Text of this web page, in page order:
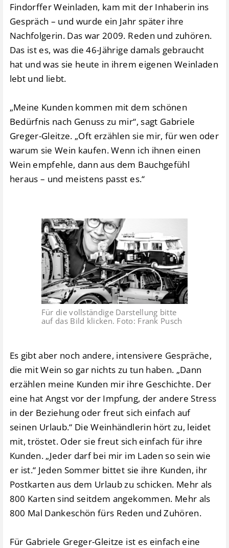
Findorffer Weinladen, kam mit der Inhaberin ins
Gespräch – und wurde ein Jahr später ihre
Nachfolgerin. Das war 2009. Reden und zuhören.
Das ist es, was die 46-Jährige damals gebraucht
hat und was sie heute in ihrem eigenen Weinladen
lebt und liebt.
„Meine Kunden kommen mit dem schönen
Bedürfnis nach Genuss zu mir“, sagt Gabriele
Greger-Gleitze. „Oft erzählen sie mir, für wen oder
warum sie Wein kaufen. Wenn ich ihnen einen
Wein empfehle, dann aus dem Bauchgefühl
heraus – und meistens passt es.“
Für die vollständige Darstellung bitte
auf das Bild klicken. Foto: Frank Pusch
Es gibt aber noch andere, intensivere Gespräche,
die mit Wein so gar nichts zu tun haben. „Dann
erzählen meine Kunden mir ihre Geschichte. Der
eine hat Angst vor der Impfung, der andere Stress
in der Beziehung oder freut sich einfach auf
seinen Urlaub.“ Die Weinhändlerin hört zu, leidet
mit, tröstet. Oder sie freut sich einfach für ihre
Kunden. „Jeder darf bei mir im Laden so sein wie
er ist.“ Jeden Sommer bittet sie ihre Kunden, ihr
Postkarten aus dem Urlaub zu schicken. Mehr als
800 Karten sind seitdem angekommen. Mehr als
800 Mal Dankeschön fürs Reden und Zuhören.
Für Gabriele Greger-Gleitze ist es einfach eine